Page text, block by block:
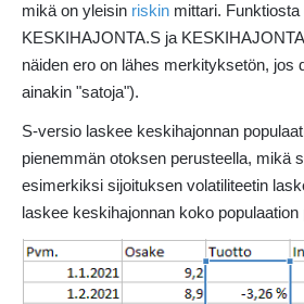
mikä on yleisin riskin mittari.
KESKIHAJONTA.S ja
näiden ero on lähes merkityksetön, jos
ainakin "satoja").
S-versio laskee keskihajonnan
pienemmän otoksen perusteella, mikä
esimerkiksi sijoituksen volatiliteetin
laskee keskihajonnan koko populaation